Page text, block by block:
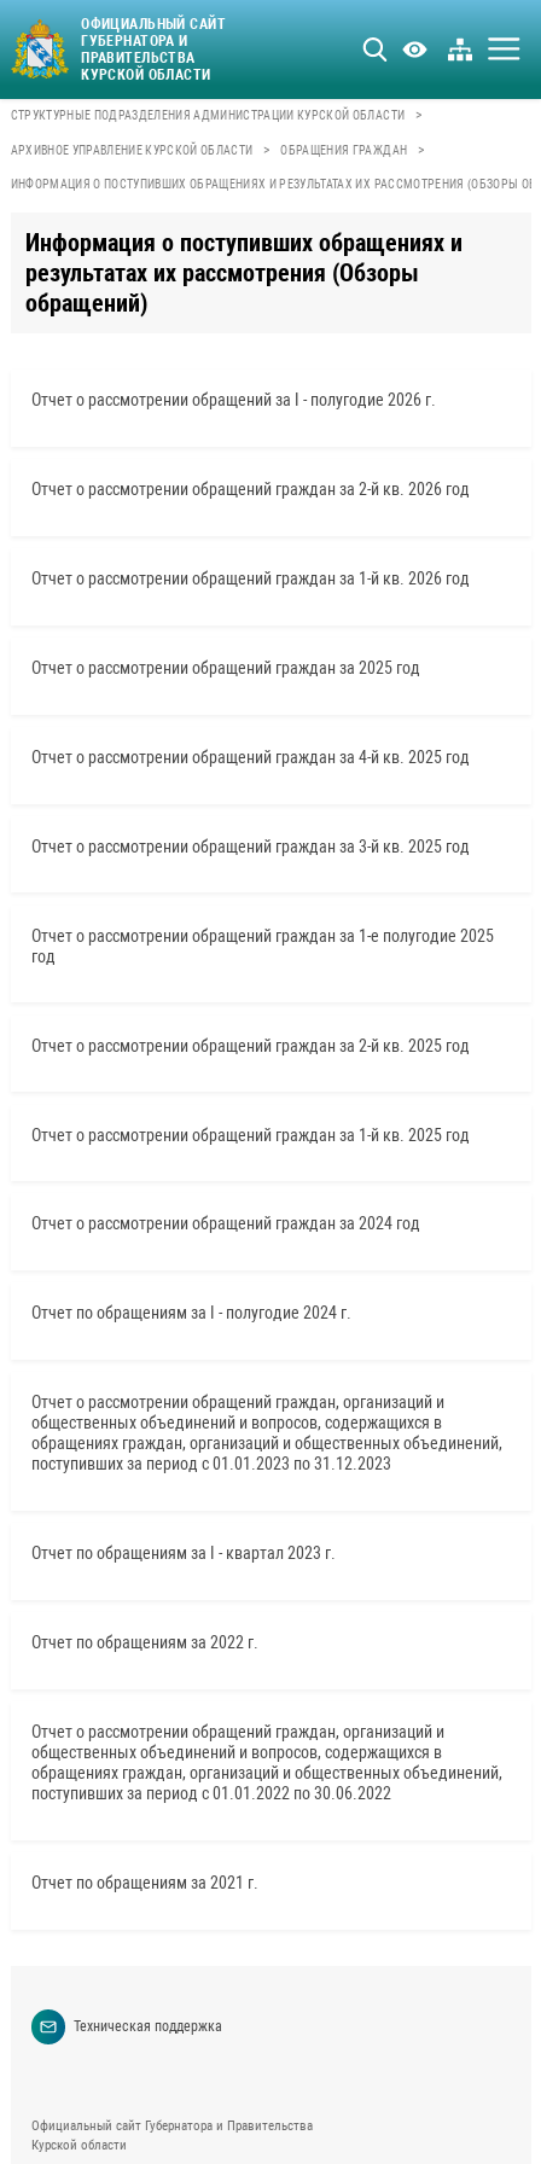
ОФИЦИАЛЬНЫЙ САЙТ
ГУБЕРНАТОРА И
ПРАВИТЕЛЬСТВА
КУРСКОЙ ОБЛАСТИ
СТРУКТУРНЫЕ ПОДРАЗДЕЛЕНИЯ АДМИНИСТРАЦИИ КУРСКОЙ ОБЛАСТИ >
АРХИВНОЕ УПРАВЛЕНИЕ КУРСКОЙ ОБЛАСТИ > ОБРАЩЕНИЯ ГРАЖДАН >
ИНФОРМАЦИЯ О ПОСТУПИВШИХ ОБРАЩЕНИЯХ И РЕЗУЛЬТАТАХ ИХ РАССМОТРЕНИЯ (ОБЗОРЫ
Информация о поступивших обращениях и
результатах их рассмотрения (Обзоры
обращений)
Отчет о рассмотрении обращений за I - полугодие 2026 г.
Отчет о рассмотрении обращений граждан за 2-й кв. 2026 год
Отчет о рассмотрении обращений граждан за 1-й кв. 2026 год
Отчет о рассмотрении обращений граждан за 2025 год
Отчет о рассмотрении обращений граждан за 4-й кв. 2025 год
Отчет о рассмотрении обращений граждан за 3-й кв. 2025 год
Отчет о рассмотрении обращений граждан за 1-е полугодие 2025
год
Отчет о рассмотрении обращений граждан за 2-й кв. 2025 год
Отчет о рассмотрении обращений граждан за 1-й кв. 2025 год
Отчет о рассмотрении обращений граждан за 2024 год
Отчет по обращениям за I - полугодие 2024 г.
Отчет о рассмотрении обращений граждан, организаций и
общественных объединений и вопросов, содержащихся в
обращениях граждан, организаций и общественных объединений,
поступивших за период с 01.01.2023 по 31.12.2023
Отчет по обращениям за I - квартал 2023 г.
Отчет по обращениям за 2022 г.
Отчет о рассмотрении обращений граждан, организаций и
общественных объединений и вопросов, содержащихся в
обращениях граждан, организаций и общественных объединений,
поступивших за период с 01.01.2022 по 30.06.2022
Отчет по обращениям за 2021 г.
Техническая поддержка
Официальный сайт Губернатора и Правительства
Курской области